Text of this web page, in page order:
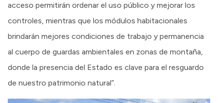
acceso permitirán ordenar el uso público y mejorar los
controles, mientras que los módulos habitacionales
brindarán mejores condiciones de trabajo y permanencia
al cuerpo de guardas ambientales en zonas de montaña,
donde la presencia del Estado es clave para el resguardo
de nuestro patrimonio natural”.